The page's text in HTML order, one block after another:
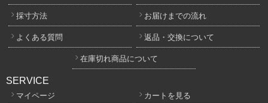
採寸方法 お届けまでの流れ
よくある質問 返品・交換について
在庫切れ商品について
SERVICE
マイページ カートを見る